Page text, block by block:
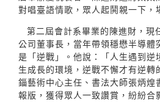
對唱臺語情歌，眾人起鬨親一下，
第二屆會計系畢業的陳進財，現
公司董事長，當年帶領穩懋半導體
是「逆戰」。他說：「人生遇到逆
生成長的環境，逆戰不懈才有逆轉
錙藝術中心主任、書法大師張炳煌
報版，獲得眾人一致讚賞，紛紛合